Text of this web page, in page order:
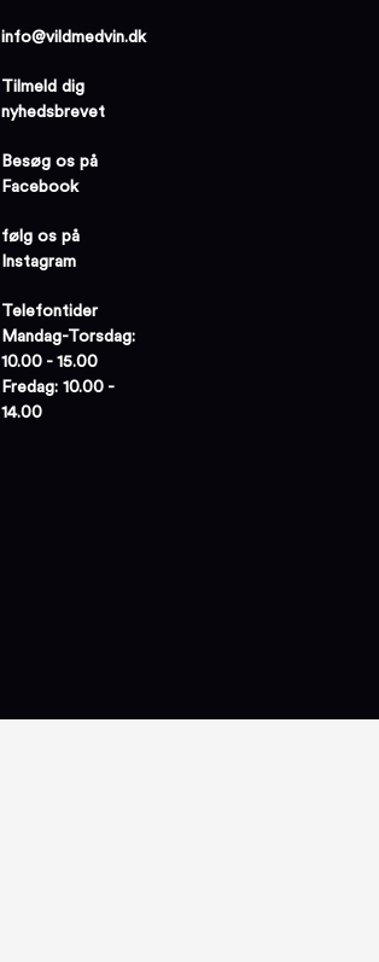
info@vildmedvin.dk
Tilmeld dig
nyhedsbrevet
Besøg os på
Facebook
følg os på
Instagram
Telefontider
Mandag-Torsdag:
10.00 - 15.00
Fredag: 10.00 -
14.00